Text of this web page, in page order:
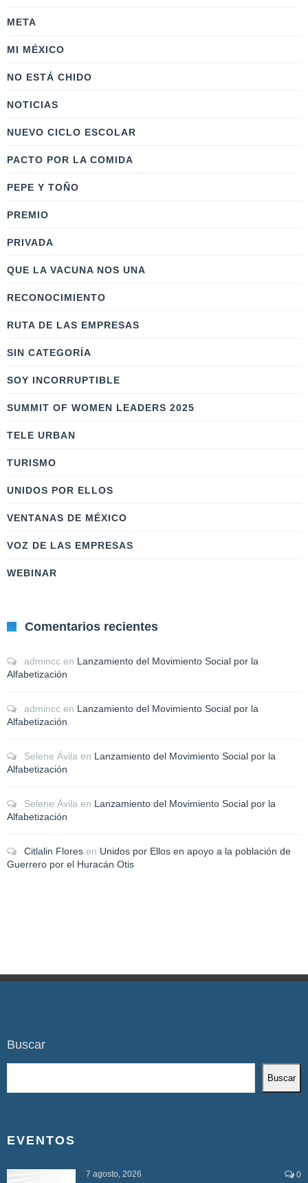
META
MI MÉXICO
NO ESTÁ CHIDO
NOTICIAS
NUEVO CICLO ESCOLAR
PACTO POR LA COMIDA
PEPE Y TOÑO
PREMIO
PRIVADA
QUE LA VACUNA NOS UNA
RECONOCIMIENTO
RUTA DE LAS EMPRESAS
SIN CATEGORÍA
SOY INCORRUPTIBLE
SUMMIT OF WOMEN LEADERS 2025
TELE URBAN
TURISMO
UNIDOS POR ELLOS
VENTANAS DE MÉXICO
VOZ DE LAS EMPRESAS
WEBINAR
Comentarios recientes
admincc en Lanzamiento del Movimiento Social por la
Alfabetización
admincc en Lanzamiento del Movimiento Social por la
Alfabetización
Selene Ávila en Lanzamiento del Movimiento Social por la
Alfabetización
Selene Ávila en Lanzamiento del Movimiento Social por la
Alfabetización
Citlalin Flores en Unidos por Ellos en apoyo a la población de
Guerrero por el Huracán Otis
Buscar
Buscar
EVENTOS
7 agosto, 2026 0